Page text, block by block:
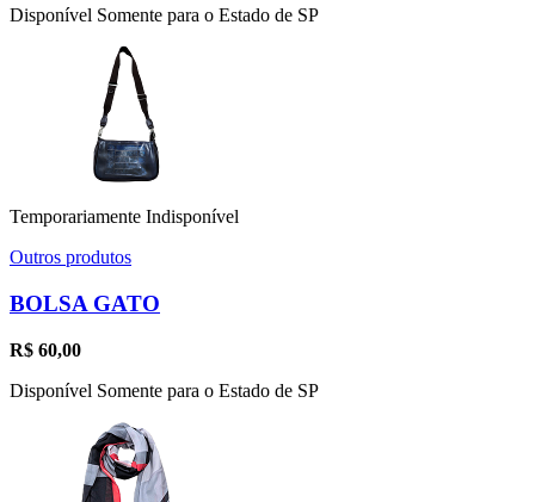
Disponível Somente para o Estado de SP
Temporariamente Indisponível
Outros produtos
BOLSA GATO
R$ 60,00
Disponível Somente para o Estado de SP